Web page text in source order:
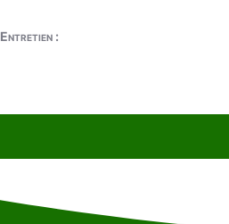
Entretien :